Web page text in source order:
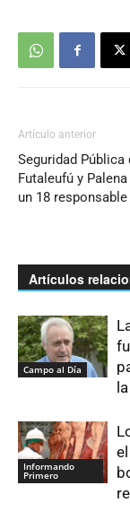
Artículo anterior
Seguridad Pública
Futaleufú y
un 18 responsable
Artículos
Campo al Día
Informando
Primero